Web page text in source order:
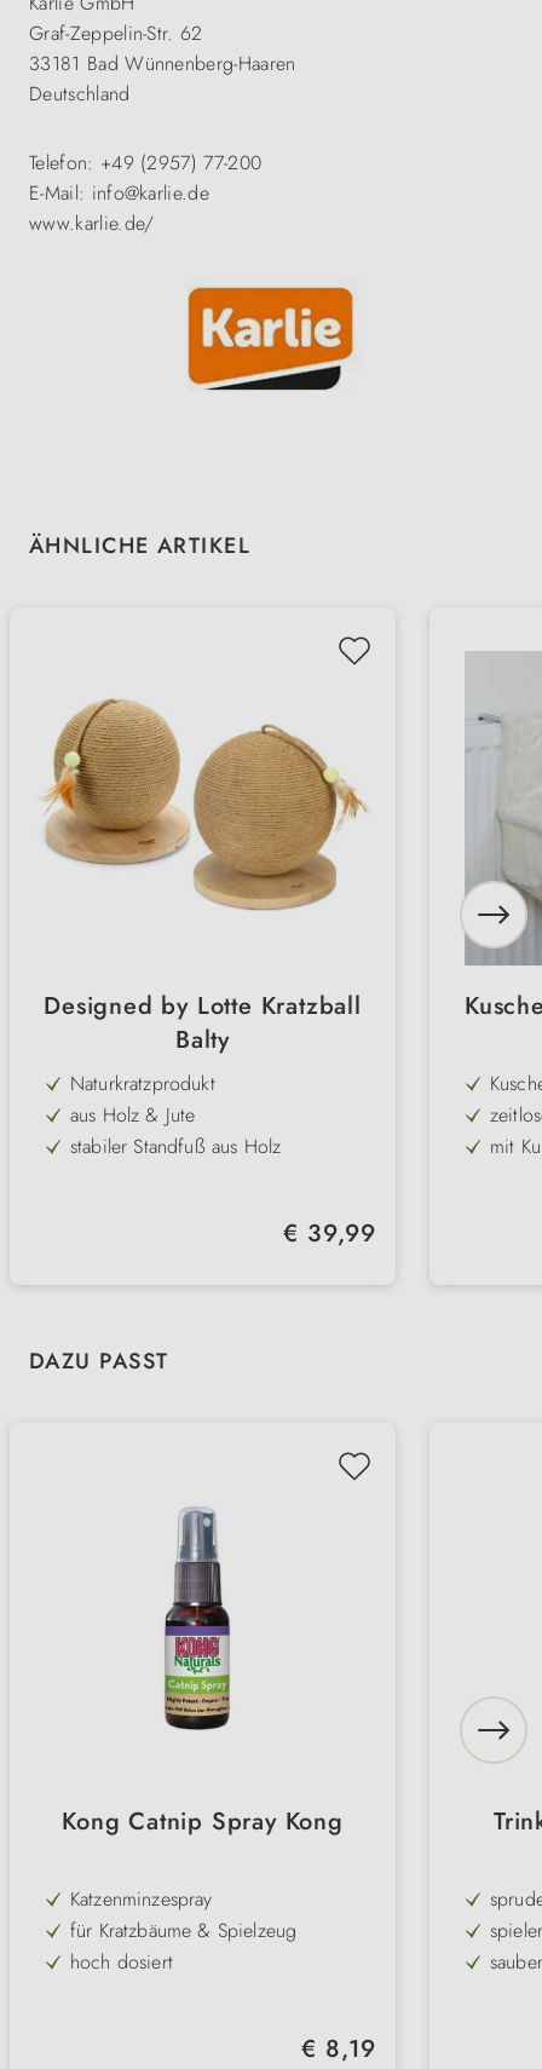
Graf-Zeppelin-Str. 62
33181 Bad Wünnenberg-Haaren
Deutschland
Telefon: +49 (2957) 77-200
E-Mail: info@karlie.de
www.karlie.de/
Produktgalerie überspringen
ÄHNLICHE ARTIKEL
Designed by Lotte Kratzball
Balty
Naturkratzprodukt
aus Holz & Jute
stabiler Standfuß aus Holz
Regulärer Preis:
€ 39,99
alle
mit
Produktgalerie überspringen
DAZU PASST
Kong Catnip Spray Kong
Katzenminzespray
für Kratzbäume & Spielzeug
hoch dosiert
Regulärer Preis:
€ 8,19